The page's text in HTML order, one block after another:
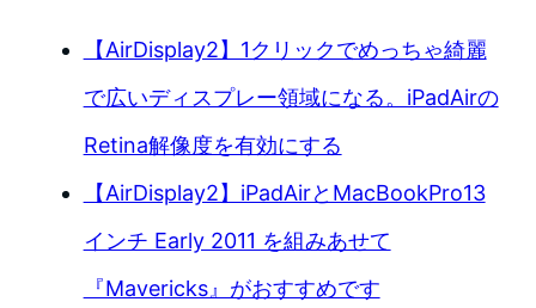
【AirDisplay2】1クリックでめっちゃ綺麗
で広いディスプレー領域になる。iPadAirの
Retina解像度を有効にする
【AirDisplay2】iPadAirとMacBookPro13
インチ Early 2011 を組みあせて
『Mavericks』がおすすめです